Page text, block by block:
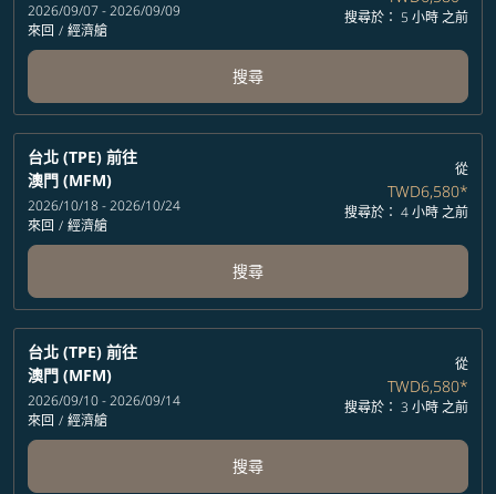
2026/09/07 - 2026/09/09
來回 / 經濟艙
搜尋於： 5 小時 之前
搜尋
台北 (TPE) 前往
澳門 (MFM)
2026/10/18 - 2026/10/24
來回 / 經濟艙
從
TWD6,580*
搜尋於： 4 小時 之前
搜尋
台北 (TPE) 前往
澳門 (MFM)
2026/09/10 - 2026/09/14
來回 / 經濟艙
從
TWD6,580*
搜尋於： 3 小時 之前
搜尋